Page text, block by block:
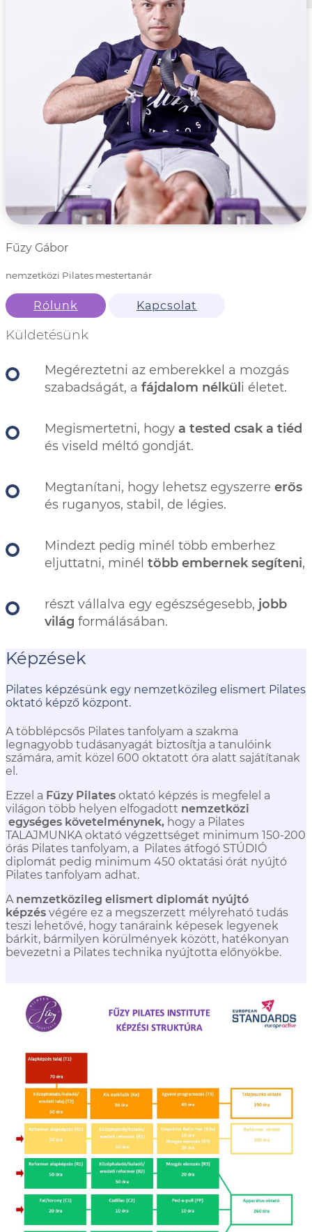
Fűzy Gábor
nemzetközi Pilates mestertanár
Rólunk Kapcsolat
Küldetésünk
Megéreztetni az emberekkel a mozgás
szabadságát, a fájdalom nélkül i életet.
Megismertetni, hogy a tested csak a tiéd
és viseld méltó gondját.
Megtanítani, hogy lehetsz egyszerre erős
és ruganyos, stabil, de légies.
Mindezt pedig minél több emberhez
eljuttatni, minél több embernek segíteni,
részt vállalva egy egészségesebb, jobb
világ formálásában.
Képzések
Pilates képzésünk egy nemzetközileg elismert Pilates
oktató képző központ.
A többlépcsős Pilates tanfolyam a szakma
legnagyobb tudásanyagát biztosítja a tanulóink
számára, amit közel 600 oktatott óra alatt sajátítanak
el.
Ezzel a Fűzy Pilates oktató képzés is megfelel a
világon több helyen elfogadott nemzetközi
egységes követelménynek, hogy a Pilates
TALAJMUNKA oktató végzettséget minimum 150-200
órás Pilates tanfolyam, a Pilates átfogó STÚDIÓ
diplomát pedig minimum 450 oktatási órát nyújtó
Pilates tanfolyam adhat.
A nemzetközileg elismert diplomát nyújtó
képzés végére ez a megszerzett mélyreható tudás
teszi lehetővé, hogy tanáraink képesek legyenek
bárkit, bármilyen körülmények között, hatékonyan
bevezetni a Pilates technika nyújtotta előnyökbe.